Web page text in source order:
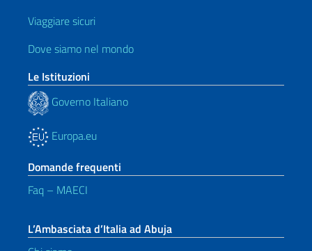
Viaggiare sicuri
Dove siamo nel mondo
Le Istituzioni
Governo Italiano
Europa.eu
Domande frequenti
Faq – MAECI
L’Ambasciata d’Italia ad Abuja